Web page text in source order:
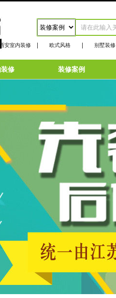
安室内装修 欧式风格 别墅装修
修 装修案例